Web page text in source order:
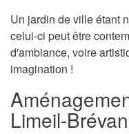
Un jardin de ville étant
celui-ci peut être
d'ambiance, voire
imagination !
Limeil-